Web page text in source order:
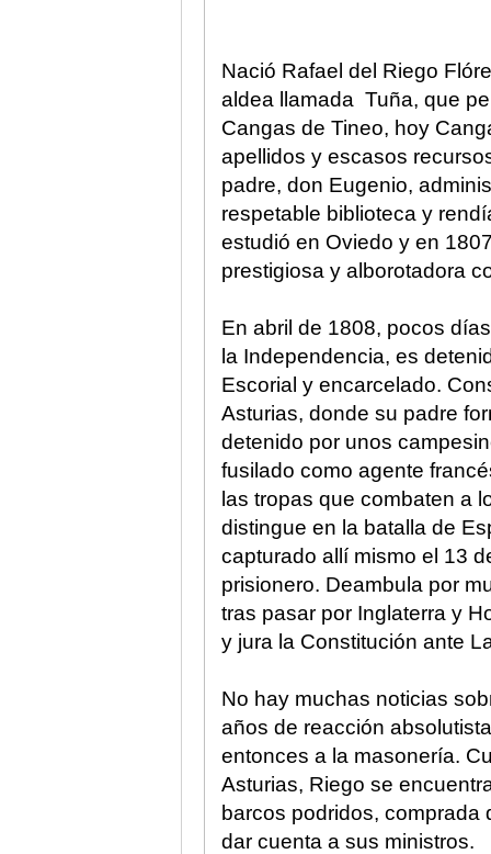
Nació Rafael del Riego
aldea llamada Tuña, que
Cangas de Tineo, hoy
apellidos y escasos
padre, don Eugenio,
respetable biblioteca y
estudió en Oviedo y en
prestigiosa y alborotadora
En abril de 1808, pocos
la Independencia, es
Escorial y encarcelado.
Asturias, donde su padre
detenido por unos
fusilado como agente
las tropas que combaten a
distingue en la batalla de
capturado allí mismo el 13
prisionero. Deambula por
tras pasar por Inglaterra y
y jura la Constitución ante
No hay muchas noticias
años de reacción
entonces a la masonería.
Asturias, Riego se
barcos podridos, comprada
dar cuenta a sus ministros.